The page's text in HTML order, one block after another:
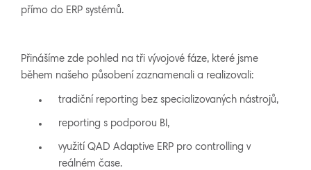
přímo do ERP systémů.
Přinášíme zde pohled na tři vývojové fáze, které jsme
během našeho působení zaznamenali a realizovali:
tradiční reporting bez specializovaných nástrojů,
reporting s podporou BI,
využití QAD Adaptive ERP pro controlling v
reálném čase.